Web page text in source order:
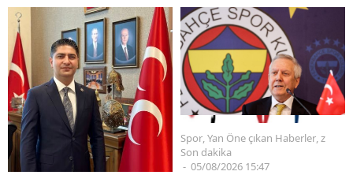
Spor,Yan Öne çıkan Haberler,z
Son dakika
05/08/2026 15:47